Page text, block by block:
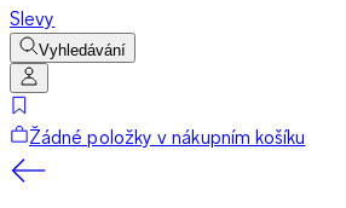
Slevy
Vyhledávání
Žádné položky v nákupním košíku